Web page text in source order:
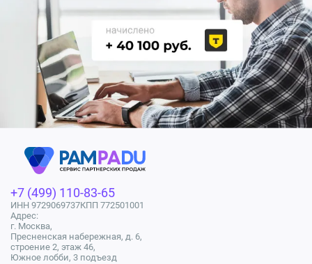
+7 (499) 110-83-65
ИНН 9729069737КПП 772501001
Адрес:
г. Москва,
Пресненская набережная, д. 6,
строение 2, этаж 46,
Южное лобби, 3 подъезд